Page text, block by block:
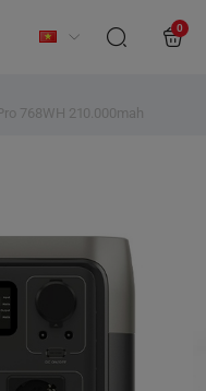
0
768WH 210.000mah